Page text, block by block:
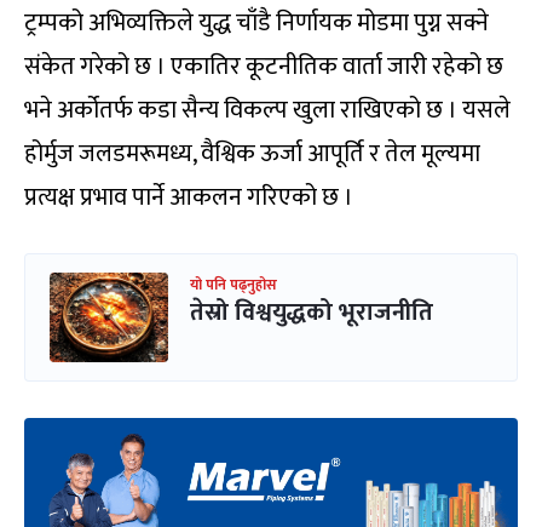
ट्रम्पको अभिव्यक्तिले युद्ध चाँडै निर्णायक मोडमा पुग्न सक्ने
संकेत गरेको छ । एकातिर कूटनीतिक वार्ता जारी रहेको छ
भने अर्कोतर्फ कडा सैन्य विकल्प खुला राखिएको छ । यसले
होर्मुज जलडमरूमध्य, वैश्विक ऊर्जा आपूर्ति र तेल मूल्यमा
प्रत्यक्ष प्रभाव पार्ने आकलन गरिएको छ ।
यो पनि पढ्नुहोस
तेस्रो विश्वयुद्धको भूराजनीति